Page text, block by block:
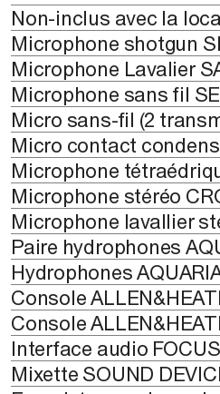
Micro contact
Microphone lavallier
Hydrophones
Interface audio
Mixette SOUND